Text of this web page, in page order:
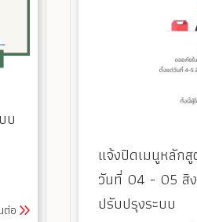
บ
ต่อ
แจ้งปิดเมนูหลัก
วันที่ 04 - 05 สิ
ปรับปรุงระบบ